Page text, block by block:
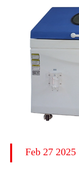
Feb 27 2025